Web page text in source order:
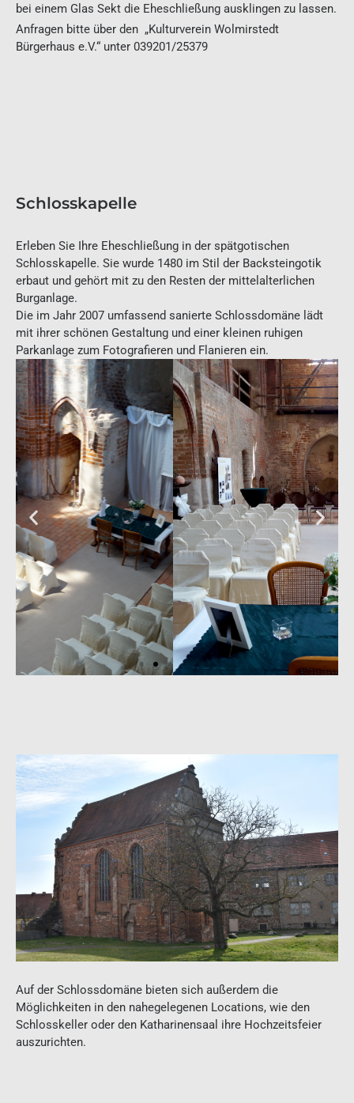
bei einem Glas Sekt die Eheschließung ausklingen zu lassen.
Anfragen bitte über den „Kulturverein Wolmirstedt
Bürgerhaus e.V.“ unter 039201/25379
Schlosskapelle
Erleben Sie Ihre Eheschließung in der spätgotischen
Schlosskapelle. Sie wurde 1480 im Stil der Backsteingotik
erbaut und gehört mit zu den Resten der mittelalterlichen
Burganlage.
Die im Jahr 2007 umfassend sanierte Schlossdomäne lädt
mit ihrer schönen Gestaltung und einer kleinen ruhigen
Parkanlage zum Fotografieren und Flanieren ein.
Auf der Schlossdomäne bieten sich außerdem die
Möglichkeiten in den nahegelegenen Locations, wie den
Schlosskeller oder den Katharinensaal ihre Hochzeitsfeier
auszurichten.